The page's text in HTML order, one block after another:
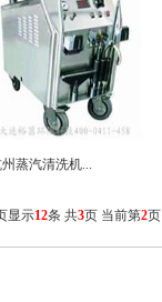
蒸汽清洗机...
显示12条 共3页 当前第2页